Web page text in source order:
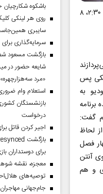
این فصل از برنامه شنبه تا سه‌شنبه ساعت ۲۲ روی آنتن می‌رود و بازپخش آن ساعات ۲:۳۰، ۸
می‌پردازند
یکی پس
به
برنامه
گفت:
لحاظ
فصل
۹۰ قسمت برنامه روی آنتن
و هم
باشکوه شکارچیان
روی هر لینکی
سایبری
سرمایه‌گذاری برای
بازگشت مسعود
شایعه حضور در
«مرد سه‌هزارچهره»
بازنشستگان
درخواست
اجیر کردن قاتل
برای دوستداران
معجزه، نقشه
توصیه‌های
جام‌جهانی مهاجران